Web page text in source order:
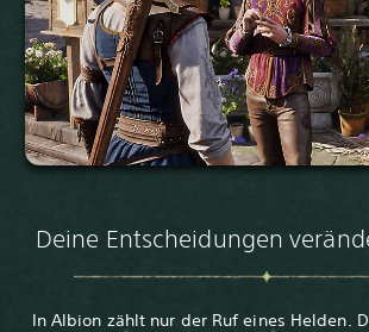
Deine Entscheidungen
In Albion zählt nur der Ruf eines Helden.